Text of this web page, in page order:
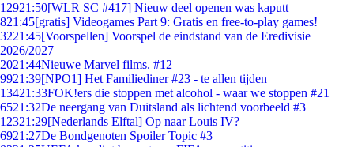
12921:50[WLR SC #417] Nieuw deel openen was kaputt
821:45[gratis] Videogames Part 9: Gratis en free-to-play games!
3221:45[Voorspellen] Voorspel de eindstand van de Eredivisie
2026/2027
2021:44Nieuwe Marvel films. #12
9921:39[NPO1] Het Familiediner #23 - te allen tijden
13421:33FOK!ers die stoppen met alcohol - waar we stoppen #21
6521:32De neergang van Duitsland als lichtend voorbeeld #3
12321:29[Nederlands Elftal] Op naar Louis IV?
6921:27De Bondgenoten Spoiler Topic #3